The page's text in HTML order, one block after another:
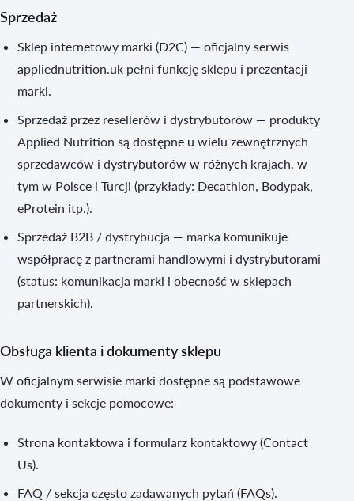
Sprzedaż
Sklep internetowy marki (D2C) — oficjalny serwis
appliednutrition.uk pełni funkcję sklepu i prezentacji
marki.
Sprzedaż przez resellerów i dystrybutorów — produkty
Applied Nutrition są dostępne u wielu zewnętrznych
sprzedawców i dystrybutorów w różnych krajach, w
tym w Polsce i Turcji (przykłady: Decathlon, Bodypak,
eProtein itp.).
Sprzedaż B2B / dystrybucja — marka komunikuje
współpracę z partnerami handlowymi i dystrybutorami
(status: komunikacja marki i obecność w sklepach
partnerskich).
Obsługa klienta i dokumenty sklepu
W oficjalnym serwisie marki dostępne są podstawowe
dokumenty i sekcje pomocowe:
Strona kontaktowa i formularz kontaktowy (Contact
Us).
FAQ / sekcja często zadawanych pytań (FAQs).